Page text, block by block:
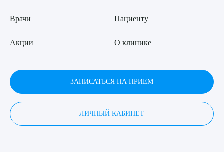
Врачи
Акции
Пациенту
О клинике
ЗАПИСАТЬСЯ НА ПРИЕМ
ЛИЧНЫЙ КАБИНЕТ